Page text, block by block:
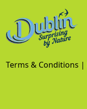
Terms & Conditions |